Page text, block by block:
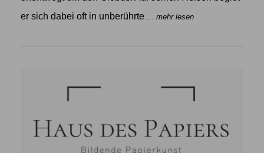
er sich dabei oft in unberührte ... mehr lesen